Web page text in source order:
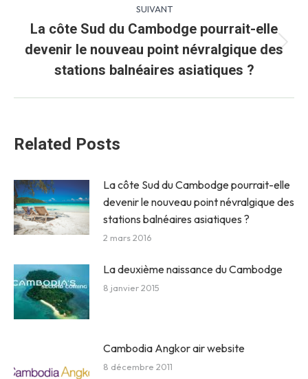
SUIVANT
Article
suivant
La côte Sud du Cambodge pourrait-elle
devenir le nouveau point névralgique des
stations balnéaires asiatiques ?
Related Posts
La côte Sud du Cambodge pourrait-elle
devenir le nouveau point névralgique des
stations balnéaires asiatiques ?
2 mars 2016
La deuxième naissance du Cambodge
8 janvier 2015
Cambodia Angkor air website
8 décembre 2011